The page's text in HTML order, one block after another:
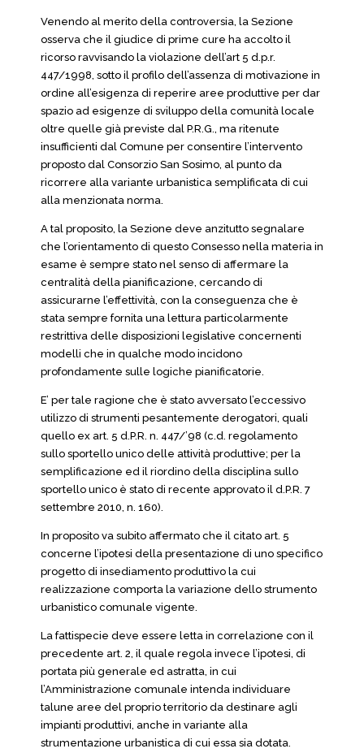
Venendo al merito della controversia, la Sezione
osserva che il giudice di prime cure ha accolto il
ricorso ravvisando la violazione dell’art 5 d.p.r.
447/1998, sotto il profilo dell’assenza di motivazione in
ordine all’esigenza di reperire aree produttive per dar
spazio ad esigenze di sviluppo della comunità locale
oltre quelle già previste dal P.R.G., ma ritenute
insufficienti dal Comune per consentire l’intervento
proposto dal Consorzio San Sosimo, al punto da
ricorrere alla variante urbanistica semplificata di cui
alla menzionata norma.
A tal proposito, la Sezione deve anzitutto segnalare
che l’orientamento di questo Consesso nella materia in
esame è sempre stato nel senso di affermare la
centralità della pianificazione, cercando di
assicurarne l’effettività, con la conseguenza che è
stata sempre fornita una lettura particolarmente
restrittiva delle disposizioni legislative concernenti
modelli che in qualche modo incidono
profondamente sulle logiche pianificatorie.
E’ per tale ragione che è stato avversato l’eccessivo
utilizzo di strumenti pesantemente derogatori, quali
quello ex art. 5 d.P.R. n. 447/’98 (c.d. regolamento
sullo sportello unico delle attività produttive; per la
semplificazione ed il riordino della disciplina sullo
sportello unico è stato di recente approvato il d.P.R. 7
settembre 2010, n. 160).
In proposito va subito affermato che il citato art. 5
concerne l’ipotesi della presentazione di uno specifico
progetto di insediamento produttivo la cui
realizzazione comporta la variazione dello strumento
urbanistico comunale vigente.
La fattispecie deve essere letta in correlazione con il
precedente art. 2, il quale regola invece l’ipotesi, di
portata più generale ed astratta, in cui
l’Amministrazione comunale intenda individuare
talune aree del proprio territorio da destinare agli
impianti produttivi, anche in variante alla
strumentazione urbanistica di cui essa sia dotata.